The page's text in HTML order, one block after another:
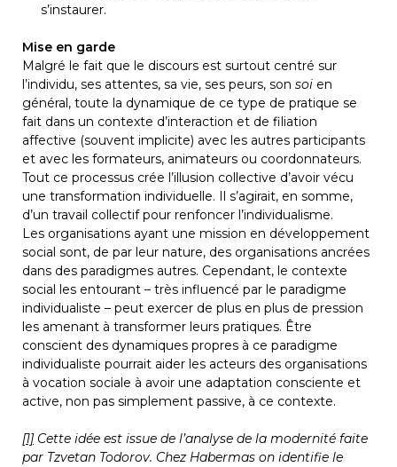
s’instaurer.
Mise en garde
Malgré le fait que le discours est surtout centré sur
l’individu, ses attentes, sa vie, ses peurs, son soi en
général, toute la dynamique de ce type de pratique se
fait dans un contexte d’interaction et de filiation
affective (souvent implicite) avec les autres participants
et avec les formateurs, animateurs ou coordonnateurs.
Tout ce processus crée l’illusion collective d’avoir vécu
une transformation individuelle. Il s’agirait, en somme,
d’un travail collectif pour renfoncer l’individualisme.
Les organisations ayant une mission en développement
social sont, de par leur nature, des organisations ancrées
dans des paradigmes autres. Cependant, le contexte
social les entourant – très influencé par le paradigme
individualiste – peut exercer de plus en plus de pression
les amenant à transformer leurs pratiques. Être
conscient des dynamiques propres à ce paradigme
individualiste pourrait aider les acteurs des organisations
à vocation sociale à avoir une adaptation consciente et
active, non pas simplement passive, à ce contexte.
[1] Cette idée est issue de l’analyse de la modernité faite
par Tzvetan Todorov. Chez Habermas on identifie le